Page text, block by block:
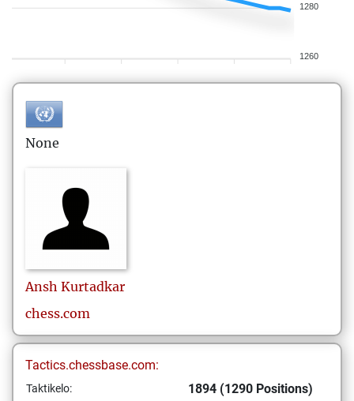
1280
1260
None
Ansh Kurtadkar
chess.com
Tactics.chessbase.com:
Taktikelo: 1894 (1290 Positions)